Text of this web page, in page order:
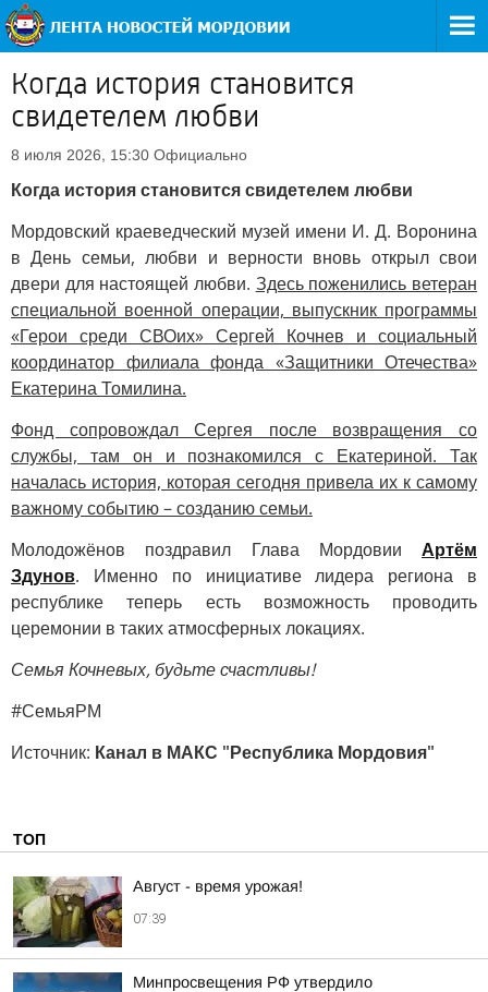
Когда история становится
свидетелем любви
8 июля 2026, 15:30 Официально
Когда история становится свидетелем любви
Мордовский краеведческий музей имени И. Д. Воронина
в День семьи, любви и верности вновь открыл свои
двери для настоящей любви. Здесь поженились ветеран
специальной военной операции, выпускник программы
«Герои среди СВОих» Сергей Кочнев и социальный
координатор филиала фонда «Защитники Отечества»
Екатерина Томилина.
Фонд сопровождал Сергея после возвращения со
службы, там он и познакомился с Екатериной. Так
началась история, которая сегодня привела их к самому
важному событию – созданию семьи.
Молодожёнов поздравил Глава Мордовии Артём
Здунов. Именно по инициативе лидера региона в
республике теперь есть возможность проводить
церемонии в таких атмосферных локациях.
Семья Кочневых, будьте счастливы!
#СемьяРМ
Источник: Канал в МАКС "Республика Мордовия"
ТОП
Август - время урожая!
07:39
Минпросвещения РФ утвердило